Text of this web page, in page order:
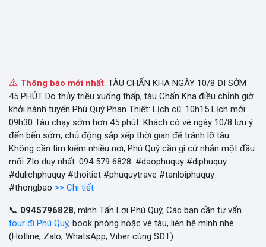
Thông báo mới nhất: TÀU CHẤN KHA NGÀY 10/8 ĐI SỚM
45 PHÚT Do thủy triều xuống thấp, tàu Chấn Kha điều chỉnh giờ
khởi hành tuyến Phú Quý Phan Thiết: Lịch cũ: 10h15 Lịch mới:
09h30 Tàu chạy sớm hơn 45 phút. Khách có vé ngày 10/8 lưu ý
đến bến sớm, chủ động sắp xếp thời gian để tránh lỡ tàu.
Không cần tìm kiếm nhiều nơi, Phú Quý cần gì cứ nhắn một đầu
mối Zlo duy nhất: 094 579 6828. #daophuquy #diphuquy
#dulichphuquy #thoitiet #phuquytrave #tanloiphuquy
#thongbao >> Chi tiết
📞 0945796828, mình Tấn Lợi Phú Quý, Các bạn cần tư vấn
tour đi Phú Quý, book phòng hoặc vé tàu, liên hệ mình nhé
(Hotline, Zalo, WhatsApp, Viber cùng SĐT)